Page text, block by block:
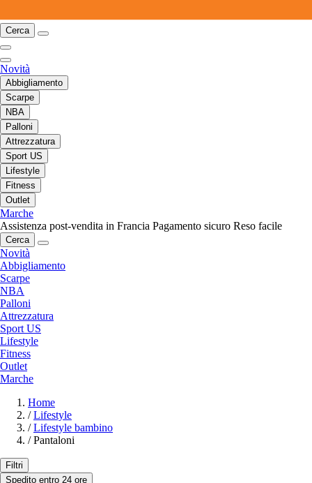
Cerca
Novità
Abbigliamento
Scarpe
NBA
Palloni
Attrezzatura
Sport US
Lifestyle
Fitness
Outlet
Marche
Assistenza post-vendita in Francia Pagamento sicuro Reso facile
Cerca
Novità
Abbigliamento
Scarpe
NBA
Palloni
Attrezzatura
Sport US
Lifestyle
Fitness
Outlet
Marche
Home
/ Lifestyle
/ Lifestyle bambino
/ Pantaloni
Filtri
Spedito entro 24 ore